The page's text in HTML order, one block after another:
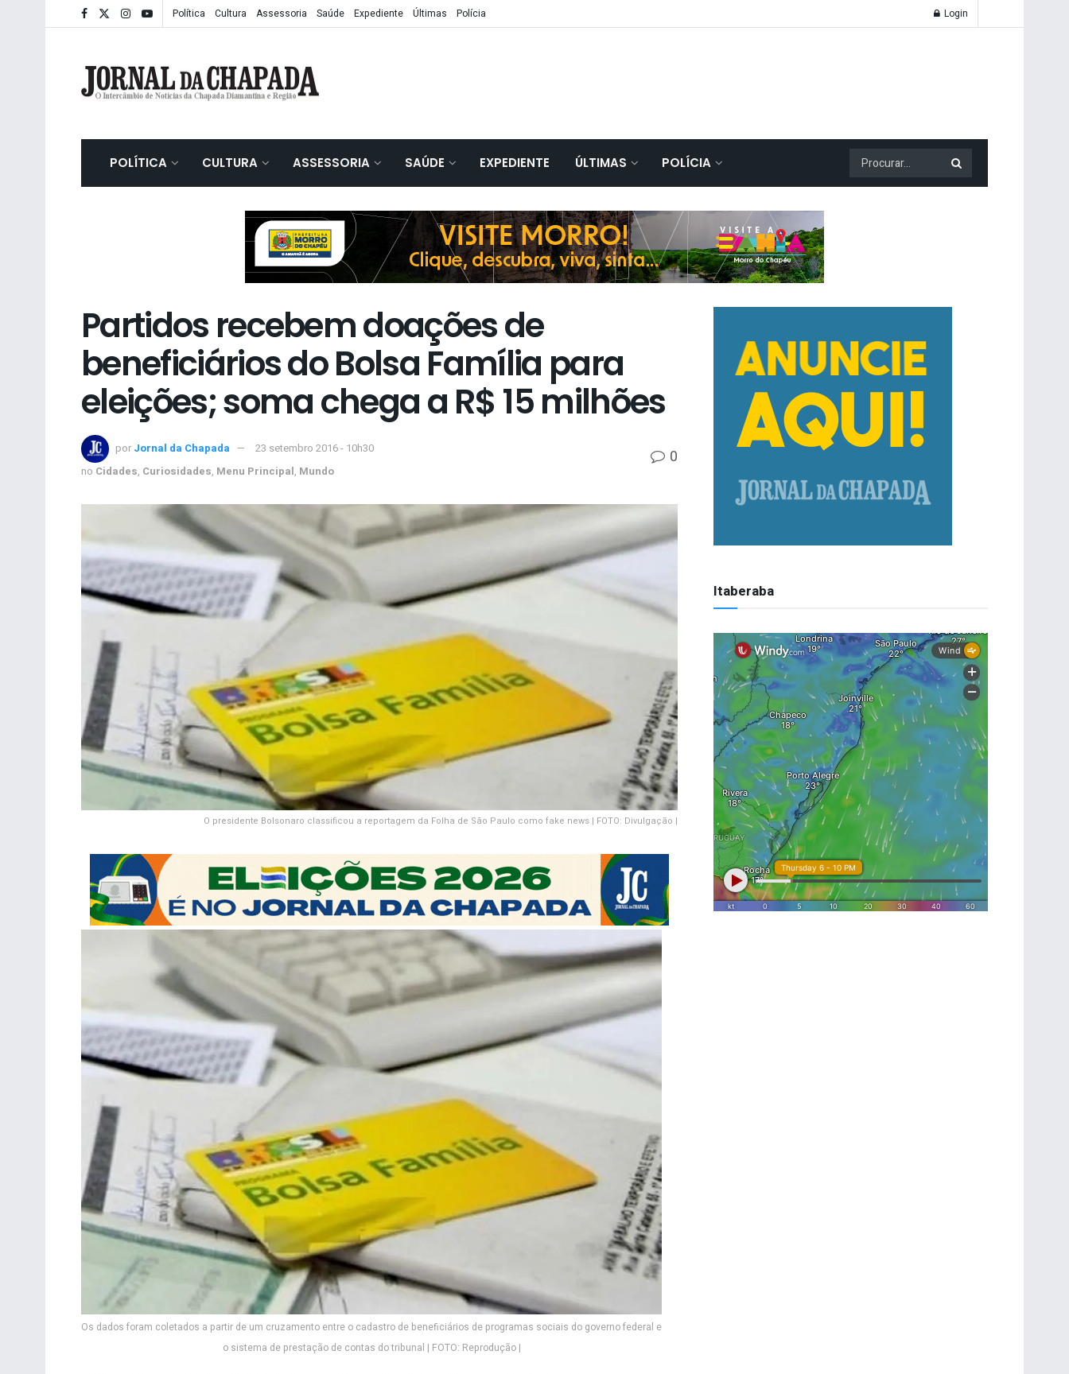
Política Cultura Assessoria Saúde Expediente Últimas Polícia Login
POLÍTICA CULTURA ASSESSORIA SAÚDE EXPEDIENTE ÚLTIMAS POLÍCIA
Partidos recebem doações de
beneficiários do Bolsa Família para
eleições; soma chega a R$ 15 milhões
por Jornal da Chapada
23 setembro 2016 - 10h30
no Cidades, Curiosidades, Menu Principal, Mundo
0
O presidente Bolsonaro classificou a reportagem da Folha de São Paulo como fake news | FOTO: Divulgação |
Os dados foram coletados a partir de um cruzamento entre o cadastro de beneficiários de programas sociais do governo federal e
o sistema de prestação de contas do tribunal | FOTO: Reprodução |
Itaberaba